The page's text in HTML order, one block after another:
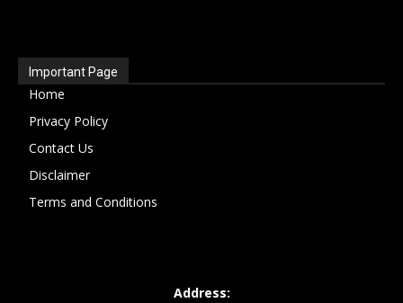
Important Page
Home
Privacy Policy
Contact Us
Disclaimer
Terms and Conditions
Address: